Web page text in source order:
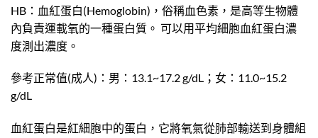
HB：血紅蛋白(Hemoglobin)，俗稱血色素，是高等生物體
內負責運載氧的一種蛋白質。 可以用平均細胞血紅蛋白濃
度測出濃度。
參考正常值(成人)：男：13.1~17.2 g/dL；女：11.0~15.2
g/dL
血紅蛋白是紅細胞中的蛋白，它將氧氣從肺部輸送到身體組